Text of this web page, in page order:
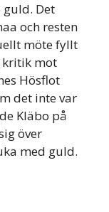
Det
och resten
möte fyllt
kritik mot
Hösflot
det inte var
Kläbo på
över
med guld.